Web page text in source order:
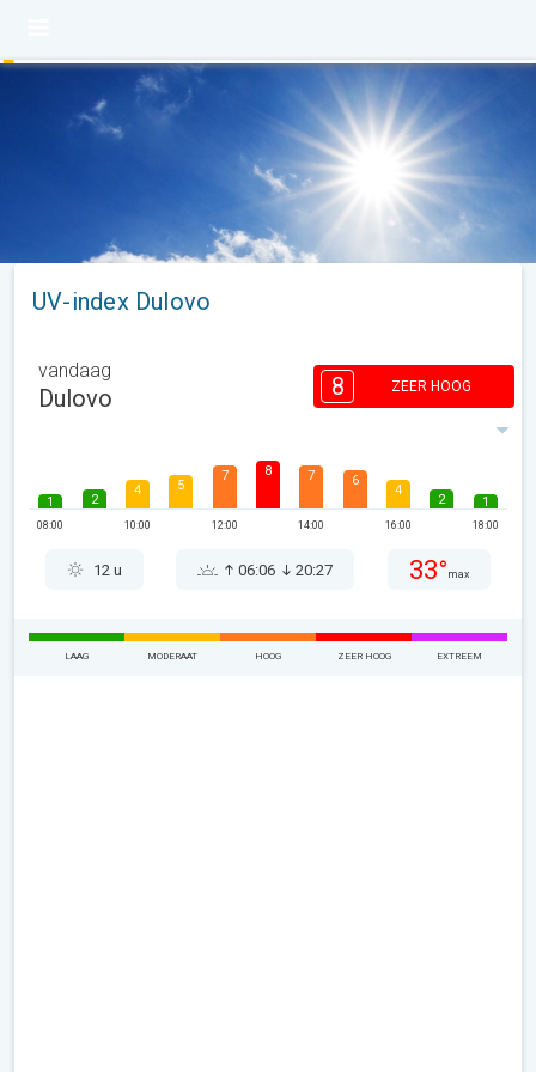
UV-index Dulovo
vandaag
Dulovo 8 ZEER HOOG
1
08:00
2
4
10:00
5
7
12:00
8 7
14:00
6
4
16:00
2 1
18:00
12 u 06:06 20:27 33° max
LAAG MODERAAT HOOG ZEER HOOG EXTREEM